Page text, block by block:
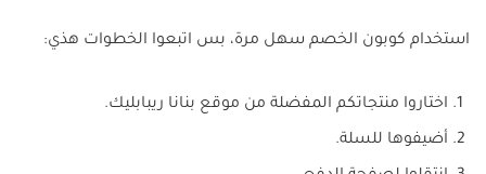
استخدام كوبون الخصم سهل مرة، بس اتبعوا الخطوات هذي:
اختاروا منتجاتكم المفضلة من موقع بنانا ريبابليك.
أضيفوها للسلة.